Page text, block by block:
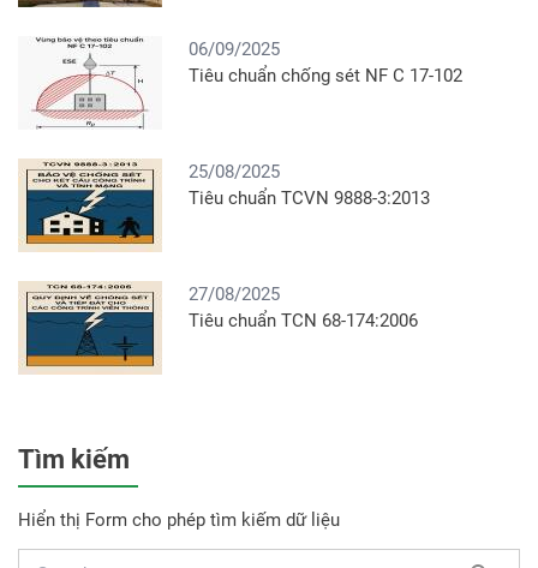
06/09/2025
Tiêu chuẩn chống sét NF C 17-102
25/08/2025
Tiêu chuẩn TCVN 9888-3:2013
27/08/2025
Tiêu chuẩn TCN 68-174:2006
Tìm kiếm
Hiển thị Form cho phép tìm kiếm dữ liệu